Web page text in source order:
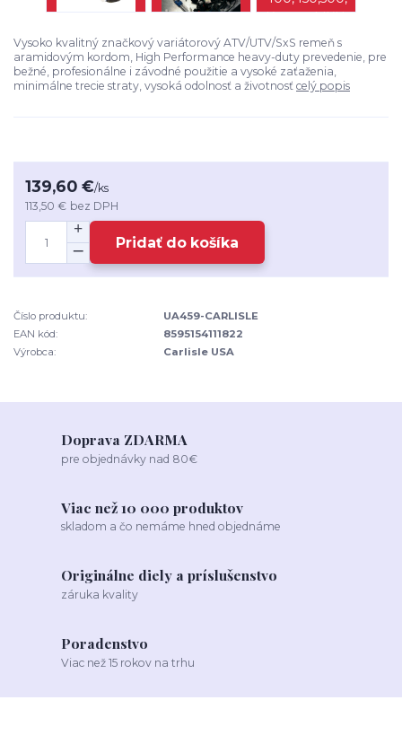
Vysoko kvalitný značkový variátorový ATV/UTV/SxS remeň s
aramidovým kordom, High Performance heavy-duty prevedenie, pre
bežné, profesionálne i závodné použitie a vysoké zaťaženia,
minimálne trecie straty, vysoká odolnosť a životnosť celý popis
139,60 €/ks
113,50 € bez DPH
Pridať do košíka
Číslo produktu:
UA459-CARLISLE
EAN kód:
8595154111822
Výrobca:
Carlisle USA
Doprava ZDARMA
pre objednávky nad 80€
Viac než 10 000 produktov
skladom a čo nemáme hned objednáme
Originálne diely a príslušenstvo
záruka kvality
Poradenstvo
Viac než 15 rokov na trhu